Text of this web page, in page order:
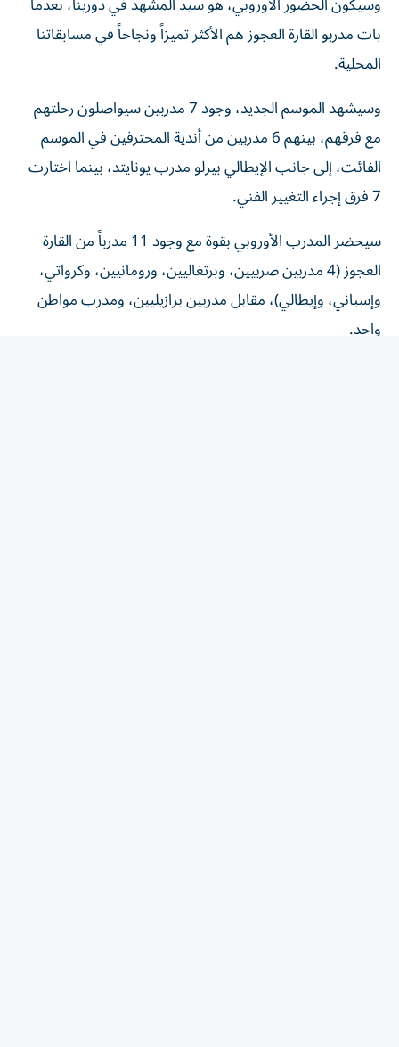
بات مدربو القارة العجوز هم الأكثر تميزاً ونجاحاً في مسابقاتنا
المحلية.
مع فرقهم، بينهم 6 مدربين من أندية المحترفين في الموسم
الفائت، إلى جانب الإيطالي بيرلو مدرب يونايتد، بينما اختارت
7 فرق إجراء التغيير الفني.
سيحضر المدرب الأوروبي بقوة مع وجود 11 مدرباً من القارة
العجوز (4 مدربين صربيين، وبرتغاليين، ورومانيين، وكرواتي،
وإسباني، وإيطالي)، مقابل مدربين برازيليين، ومدرب مواطن
واحد.